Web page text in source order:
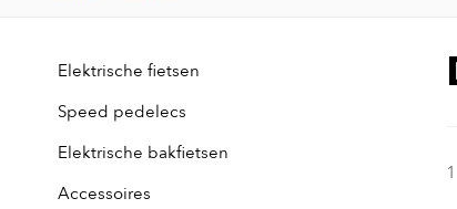
Elektrische fietsen
Speed pedelecs
Elektrische bakfietsen
Accessoires